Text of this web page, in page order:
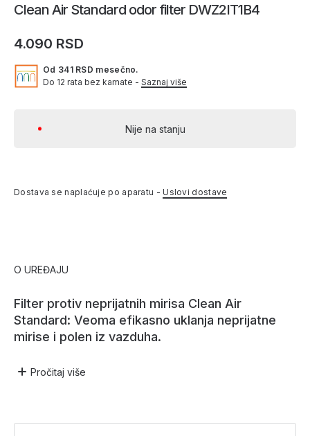
Clean Air Standard odor filter DWZ2IT1B4
4.090 RSD
Od 341 RSD mesečno.
Do 12 rata bez kamate - Saznaj više
Nije na stanju
Dostava se naplaćuje po aparatu -Uslovi dostave
O UREĐAJU
Filter protiv neprijatnih mirisa Clean Air
Standard: Veoma efikasno uklanja neprijatne
mirise i polen iz vazduha.
Pročitaj više